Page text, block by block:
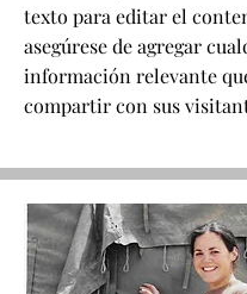
texto para editar el
asegúrese de agregar
información relevante
compartir con sus